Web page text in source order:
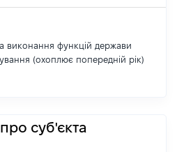
виконання функцій держави
(охоплює попередній рік)
суб'єкта